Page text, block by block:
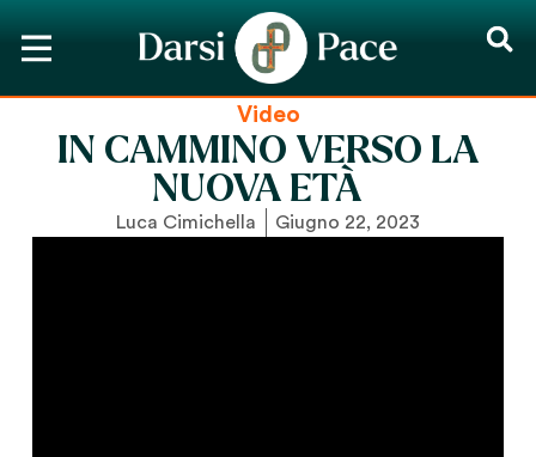
Video
IN CAMMINO VERSO LA
NUOVA ETÀ
Luca Cimichella Giugno 22, 2023